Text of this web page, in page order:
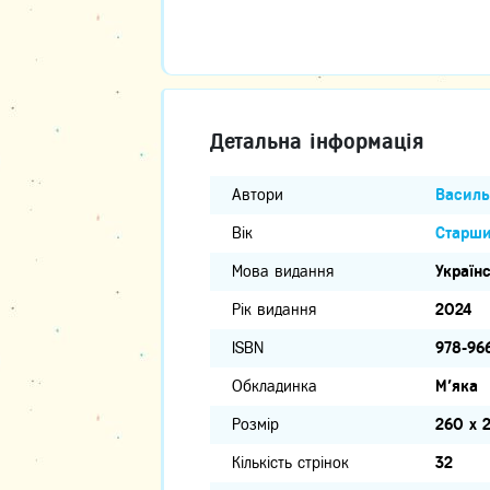
Детальна інформація
Автори
Вік
Мова видання
Рік видання 2024
ISBN 978-
Обкладинка М'яка
Розмір 260 х
Кількість стрінок 32